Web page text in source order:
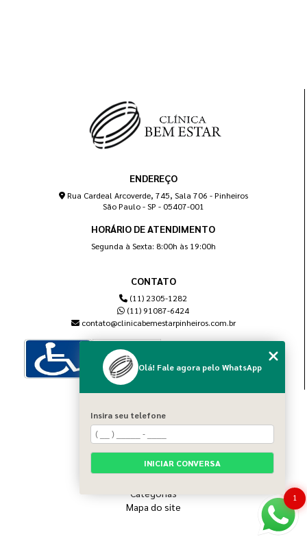
ENDEREÇO
Rua Cardeal Arcoverde, 745, Sala 706 - Pinheiros
São Paulo - SP - 05407-001
HORÁRIO DE ATENDIMENTO
Segunda à Sexta: 8:00h às 19:00h
CONTATO
(11) 2305-1282
(11) 91087-6424
contato@clinicabemestarpinheiros.com.br
Home
Sobre nós
Blog
Serviços
Categorias
Mapa do site
1
Olá! Fale agora pelo WhatsApp
Insira seu telefone
INICIAR CONVERSA